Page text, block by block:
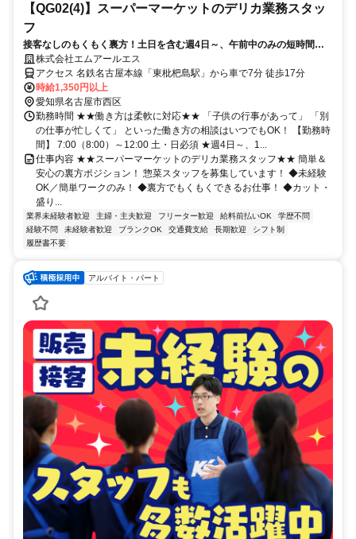
【QG02(4)】スーパーマーケットのデリカ業務スタッ
フ
接客なしのもくもく裏方！土日を含む週4日～、午前中のみの短時間★
時給1350円のスーパー惣菜スタッフ
株式会社エムアールエス
アクセス 名鉄名古屋本線「東枇杷島駅」から車で7分 徒歩17分
時給1,350円以上
愛知県名古屋市西区
勤務時間 ★★働き方は柔軟に対応★★ 「子供の行事があって」 「別
の仕事が忙しくて」 といった働き方の相談はいつでもOK！ 【勤務時
間】 7:00（8:00）～12:00 土・日必須 ★週4日～、1...
仕事内容 ★★スーパーマーケットのデリカ業務スタッフ★★ 簡単＆
安心の裏方ポジション！ 惣菜スタッフを募集しています！ ◆未経験
OK／簡単ワークのみ！ ◆裏方でもくもくできるお仕事！ ◆カット・
盛り...
業界未経験者歓迎 主婦・主夫歓迎 フリーター歓迎 給料前払いOK
学歴不問
経験不問
未経験者歓迎 ブランクOK 交通費支給 長期歓迎
シフト制
履歴書不要
アルバイト・パート